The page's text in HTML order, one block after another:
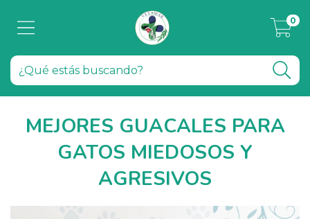
0
MEJORES GUACALES PARA
GATOS MIEDOSOS Y
AGRESIVOS